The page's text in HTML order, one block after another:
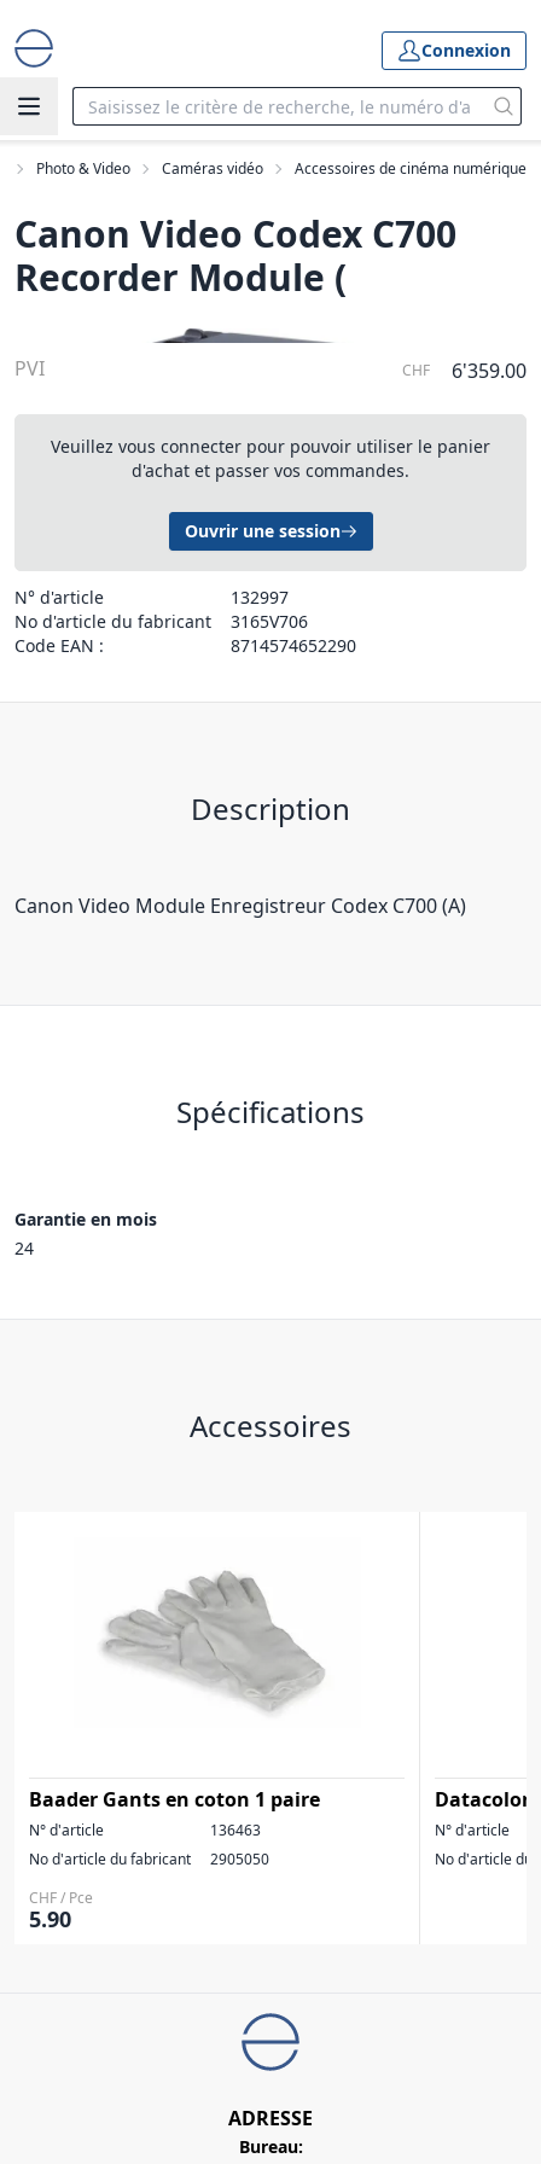
Connexion
Photo & Video Caméras vidéo Accessoires de cinéma numérique
Canon Video Codex C700
Recorder Module (
PVI CHF 6'359.00
Veuillez vous connecter pour pouvoir utiliser le panier
d'achat et passer vos commandes.
Ouvrir une session
N° d'article
132997
No d'article du fabricant
3165V706
Code EAN :
8714574652290
Description
Canon Video Module Enregistreur Codex C700 (A)
Spécifications
Garantie en mois
24
Accessoires
Baader Gants en coton 1 paire
N° d'article
136463
No d'article du fabricant
2905050
CHF / Pce
5.90
Datacolor
N° d'article
No d'article du
ADRESSE
Bureau: